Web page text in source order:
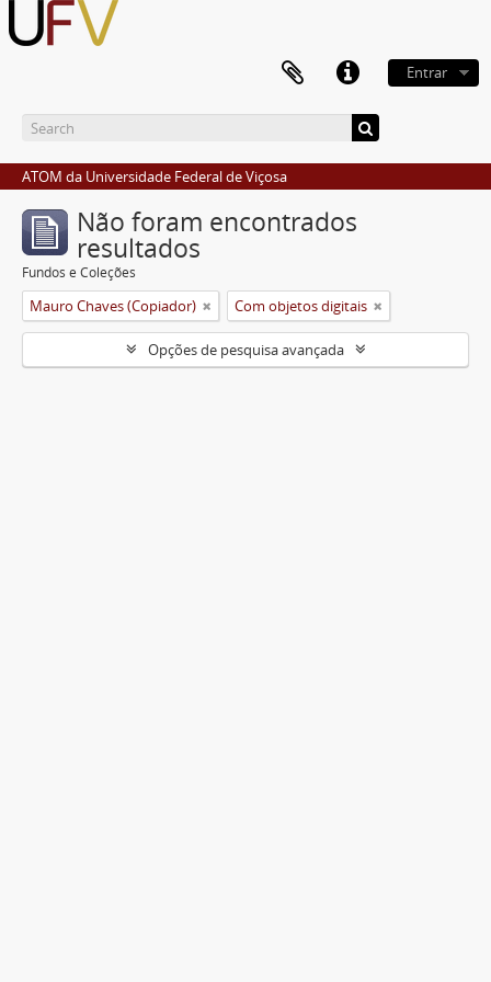
Entrar
ATOM da Universidade Federal de Viçosa
Não foram encontrados
resultados
Fundos e Coleções
Mauro Chaves (Copiador) Com objetos digitais
Opções de pesquisa avançada